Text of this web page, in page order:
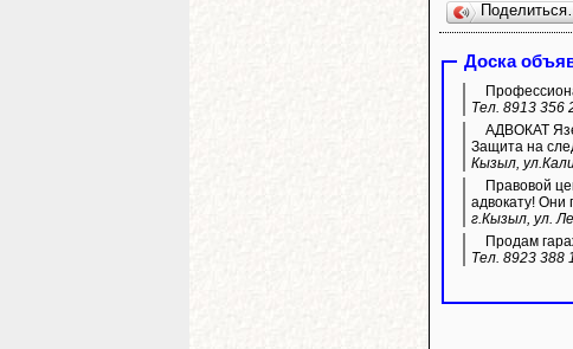
Доска
Тел. 8913 356
АДВОКАТ
Защита на
Кызыл,
Правовой
адвокату! Они
г.Кызыл, ул.
Продам
Тел. 8923 388